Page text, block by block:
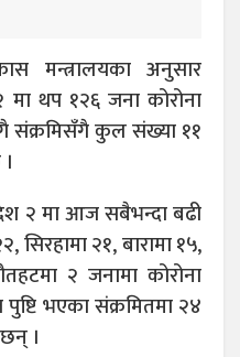
मन्त्रालयका अनुसार
मा थप १२६ जना कोरोना
संक्रमिसँगै कुल संख्या ११
२ मा आज सबैभन्दा बढी
सिरहामा २१, बारामा १५,
२ जनामा कोरोना
भएका संक्रमितमा २४
।